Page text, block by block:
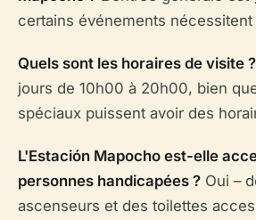
certains événements
Quels sont les horaires de visite ?
jours de 10h00 à 20h00, bien
spéciaux puissent avoir des
L'Estación Mapocho est-elle
personnes handicapées ? Oui –
ascenseurs et des toilettes